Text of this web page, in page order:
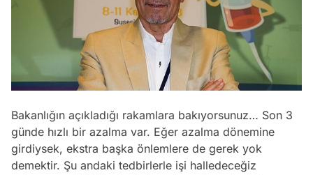
Bakanlığın açıkladığı rakamlara bakıyorsunuz… Son 3
günde hızlı bir azalma var. Eğer azalma dönemine
girdiysek, ekstra başka önlemlere de gerek yok
demektir. Şu andaki tedbirlerle işi halledeceğiz